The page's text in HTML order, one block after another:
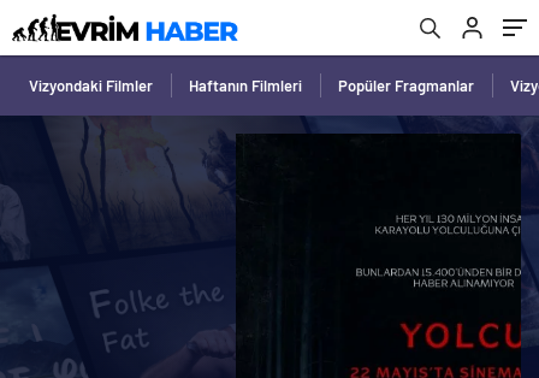
Vizyondaki Filmler Haftanın Filmleri Popüler Fragmanlar